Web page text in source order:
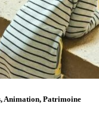
Animation, Patrimoine